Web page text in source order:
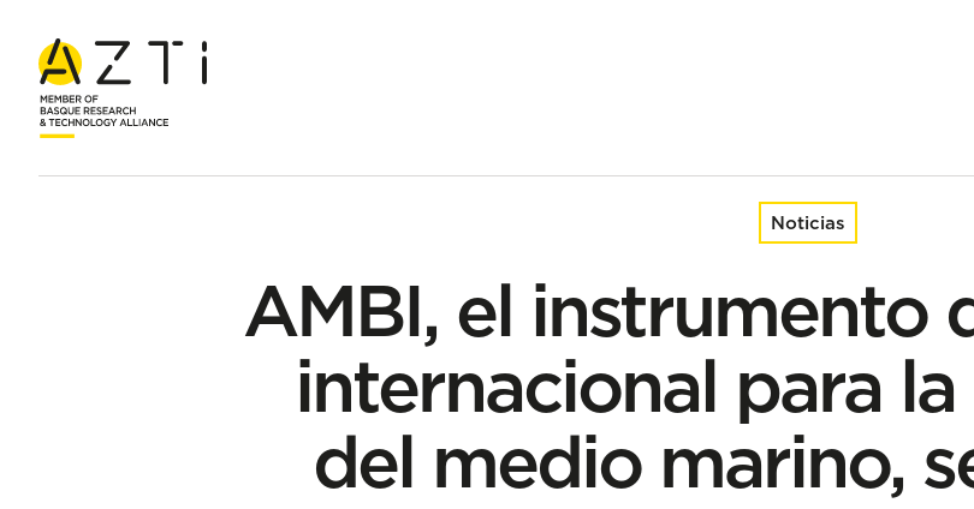
Inicio Noticias AMBI, el instrumento de referencia internacional para la evaluación del medio marino, se actualiza
Noticias
AMBI, el instrumento
internacional para
del medio marino,